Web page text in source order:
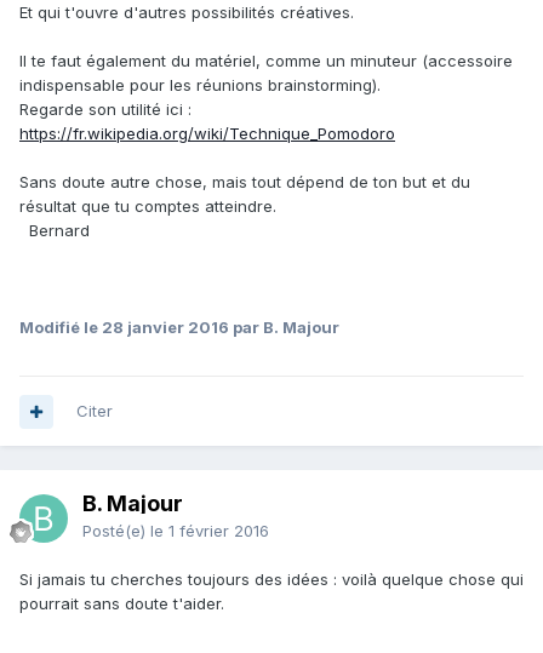
Et qui t'ouvre d'autres possibilités créatives.
Il te faut également du matériel, comme un minuteur (accessoire
indispensable pour les réunions brainstorming).
Regarde son utilité ici :
https://fr.wikipedia.org/wiki/Technique_Pomodoro
Sans doute autre chose, mais tout dépend de ton but et du
résultat que tu comptes atteindre.
Bernard
Modifié le 28 janvier 2016 par B. Majour
Citer
B. Majour
Posté(e) le 1 février 2016
Si jamais tu cherches toujours des idées : voilà quelque chose qui
pourrait sans doute t'aider.